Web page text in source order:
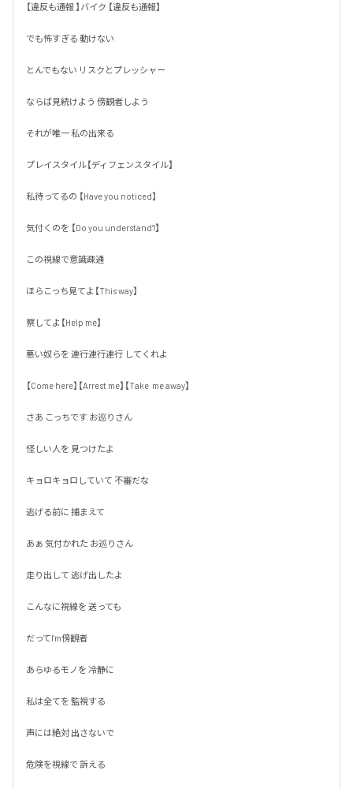
【違反も通報 】バイク 【違反も通報】
でも怖すぎる 動けない
とんでもない リスクとプレッシャー
ならば見続けよう 傍観者しよう
それが唯一 私の出来る
プレイスタイル【ディフェンスタイル】
私待ってるの 【Have you noticed】
気付くのを 【Do you understand?】
この視線で意識疎通
ほらこっち見てよ【This way】
察してよ【Help me】
悪い奴らを 連行連行連行 してくれよ
【Come here】【Arrest me】【Take  me away】
さあ こっちです お巡りさん
怪しい人を 見つけたよ
キョロキョロしていて 不審だな
逃げる前に 捕まえて
あぁ 気付かれた お巡りさん
走り出して 逃げ出したよ
こんなに視線を 送っても
だってI'm傍観者
あらゆるモノを 冷静に
私は全てを 監視する
声には絶対 出さないで
危険を視線で 訴える